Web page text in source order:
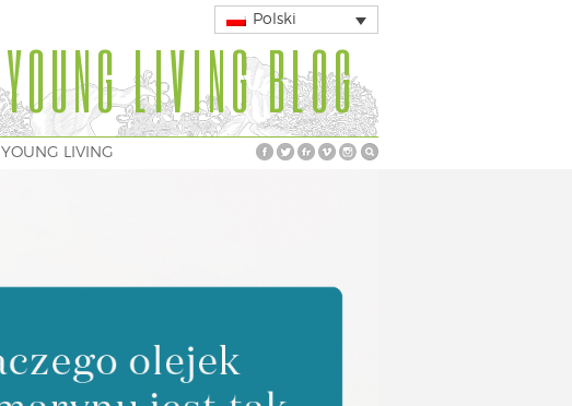
Polski
YOUNG LIVING BLOG
YOUNG LIVING